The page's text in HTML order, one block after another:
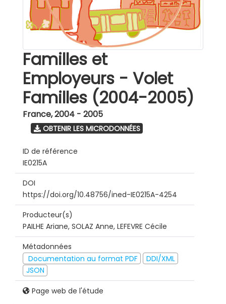
Familles et
Employeurs - Volet
Familles (2004-2005)
France,2004 - 2005
OBTENIR LES MICRODONNÉES
ID de référence
IE0215A
DOI
https://doi.org/10.48756/ined-IE0215A-4254
Producteur(s)
PAILHE Ariane, SOLAZ Anne, LEFEVRE Cécile
Métadonnées
Documentation au format PDF
DDI/XML
JSON
Page web de l'étude